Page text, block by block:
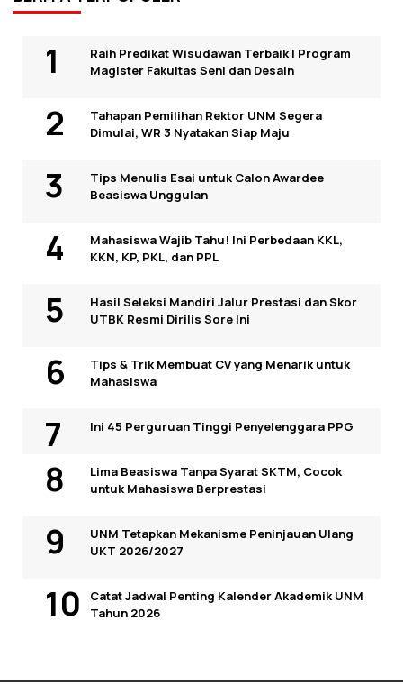
Raih Predikat Wisudawan Terbaik I Program
Magister Fakultas Seni dan Desain
Tahapan Pemilihan Rektor UNM Segera
Dimulai, WR 3 Nyatakan Siap Maju
Tips Menulis Esai untuk Calon Awardee
Beasiswa Unggulan
Mahasiswa Wajib Tahu! Ini Perbedaan KKL,
KKN, KP, PKL, dan PPL
Hasil Seleksi Mandiri Jalur Prestasi dan Skor
UTBK Resmi Dirilis Sore Ini
Tips & Trik Membuat CV yang Menarik untuk
Mahasiswa
Ini 45 Perguruan Tinggi Penyelenggara PPG
Lima Beasiswa Tanpa Syarat SKTM, Cocok
untuk Mahasiswa Berprestasi
UNM Tetapkan Mekanisme Peninjauan Ulang
UKT 2026/2027
Catat Jadwal Penting Kalender Akademik UNM
Tahun 2026